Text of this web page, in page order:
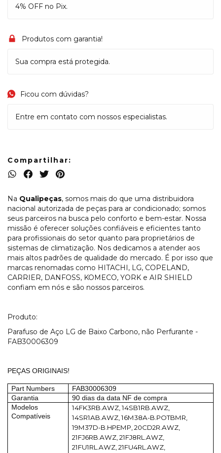
4% OFF no Pix.
Produtos com garantia!
Sua compra está protegida.
Ficou com dúvidas?
Entre em contato com nossos especialistas.
Compartilhar:
Na Qualipeças, somos mais do que uma distribuidora
nacional autorizada de peças para ar condicionado; somos
seus parceiros na busca pelo conforto e bem-estar. Nossa
missão é oferecer soluções confiáveis e eficientes tanto
para profissionais do setor quanto para proprietários de
sistemas de climatização. Nos dedicamos a atender aos
mais altos padrões de qualidade do mercado. É por isso que
marcas renomadas como HITACHI, LG, COPELAND,
CARRIER, DANFOSS, KOMECO, YORK e AIR SHIELD
confiam em nós e são nossos parceiros.
Produto:
Parafuso de Aço LG de Baixo Carbono, não Perfurante -
FAB30006309
PEÇAS ORIGINAIS!
Part Numbers
FAB30006309
Garantia
90 dias da data NF de compra
Modelos
Compatíveis
14FK3RB.AWZ, 14SB1RB.AWZ,
14SR1AB.AWZ, 16M38A-B.POTBMR,
19M37D-B.HPEMP, 20CD2R.AWZ,
21FJ6RB.AWZ, 21FJ8RL.AWZ,
21FU1RL.AWZ, 21FU4RL.AWZ,